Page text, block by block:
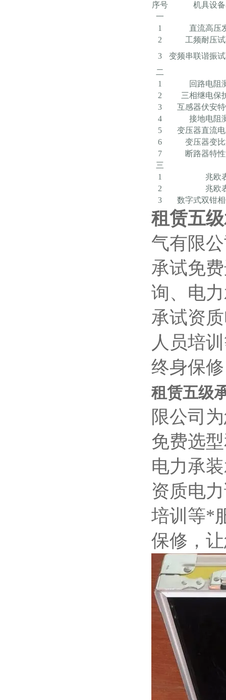
序号
机具设
一
1
直流高压
2
工频耐压
3
变频串联谐振
二
1
回路电阻
2
三相继电保
3
互感器伏安
4
接地电阻
5
变压器直流
6
变压器变
7
断路器特
三
1
兆欧
2
兆欧
3
数字式双钳
租赁五
气有限
承试免
询、电
承试资
人员培
终身保
租赁五级
限公司
免费选
电力承
资质电
培训等*
保修，